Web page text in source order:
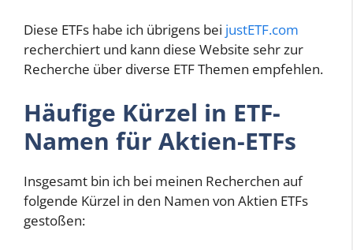
Diese ETFs habe ich übrigens bei justETF.com
recherchiert und kann diese Website sehr zur
Recherche über diverse ETF Themen empfehlen.
Häufige Kürzel in ETF-
Namen für Aktien-ETFs
Insgesamt bin ich bei meinen Recherchen auf
folgende Kürzel in den Namen von Aktien ETFs
gestoßen: